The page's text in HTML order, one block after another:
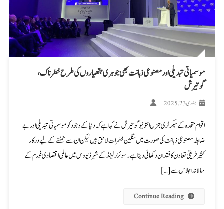
موسمیاتی تبدیلی اور مصنوعی ذہانت بھی جوہری ہتھیاروں کی طرح خطرناک،
گوتیرش
جنوری 23, 2025
اقوام متحدہ کے سیکرٹری جنرل انتونیو گوتیرش نے کہا ہے کہ دنیا کے وجود کو موسمیاتی تبدیلی اور بے
ضابطہ مصنوعی ذہانت کی صورت میں سنگین خطرات لاحق ہیں لیکن ان سے نمٹنے کے لیے درکار
کثیرفریقی تعاون کا فقدان دکھائی دیتا ہے۔ سوئزرلینڈ کے شہر ڈیووس میں عالمی اقتصادی فورم کے
سالانہ اجلاس سے […]
Continue Reading